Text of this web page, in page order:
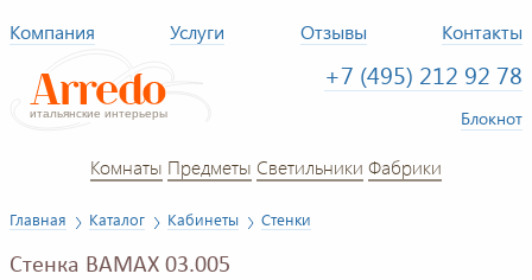
Компания Услуги Отзывы Контакты
+7 (495) 212 92 78
Блокнот
Комнаты Предметы Светильники Фабрики
Главная Каталог Кабинеты Стенки
Стенка BAMAX 03.005